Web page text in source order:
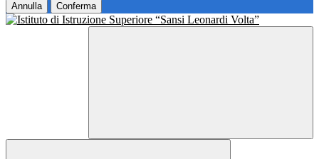
Annulla Conferma